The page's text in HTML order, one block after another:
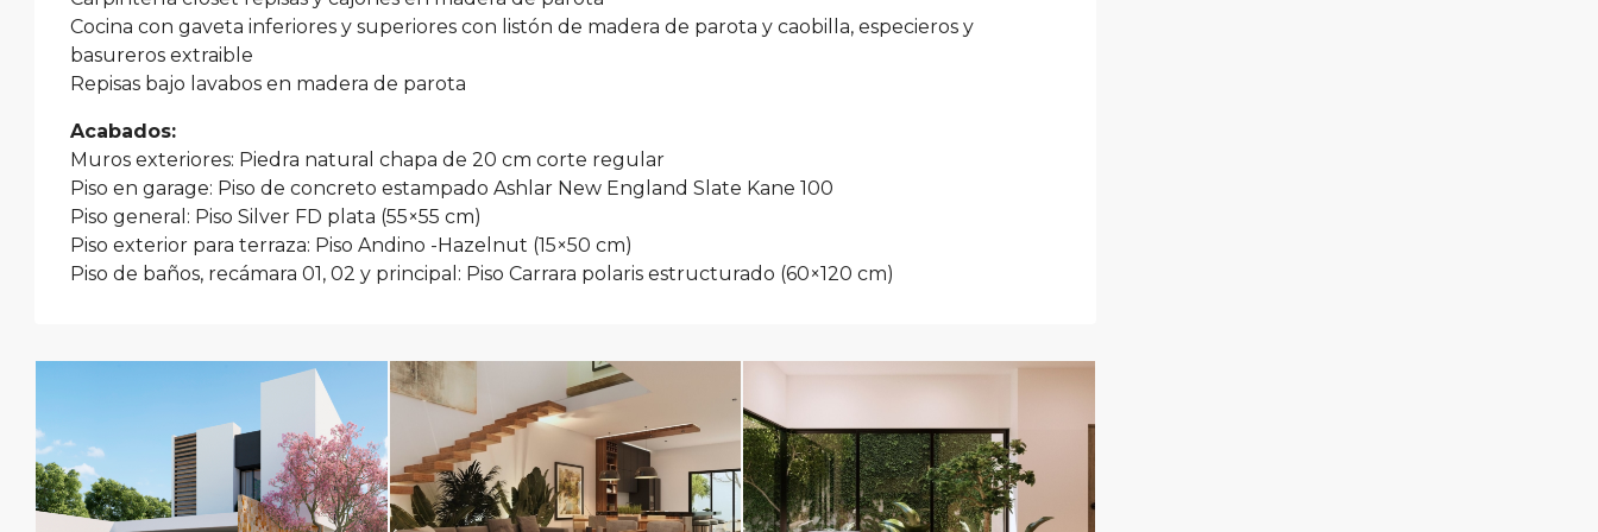
Cocina con gaveta inferiores y superiores con listón de madera de parota y caobilla, especieros y
basureros extraible
Repisas bajo lavabos en madera de parota
Acabados:
Muros exteriores: Piedra natural chapa de 20 cm corte regular
Piso en garage: Piso de concreto estampado Ashlar New England Slate Kane 100
Piso general: Piso Silver FD plata (55×55 cm)
Piso exterior para terraza: Piso Andino -Hazelnut (15×50 cm)
Piso de baños, recámara 01, 02 y principal: Piso Carrara polaris estructurado (60×120 cm)